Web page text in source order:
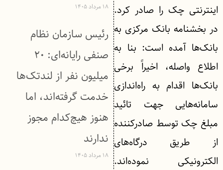
اینترنتی چک را صادر کرد.
در بخشنامه بانک مرکزی به
بانک‌ها آمده است: بنا به
اطلاع واصله، اخیراً برخی
بانک‌ها اقدام به راه‌اندازی
سامانه‌هایی جهت تائید
مبلغ چک توسط صادرکننده
از طریق درگاه‌های
الکترونیکی نموده‌اند.
۱۸ مرداد ۱۴۰۵
رئیس سازمان نظام
صنفی رایانه‌ای: ۲۰
میلیون نفر از لندتک‌ها
خدمت گرفته‌اند، اما
هنوز هیچ‌کدام مجوز
ندارند
۱۸ مرداد ۱۴۰۵